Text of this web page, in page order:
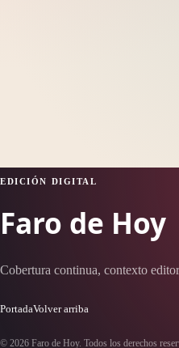
EDICIÓN DIGITAL
Faro de Hoy
Cobertura continua, contexto
PortadaVolver arriba
© 2026 Faro de Hoy. Todos los derechos